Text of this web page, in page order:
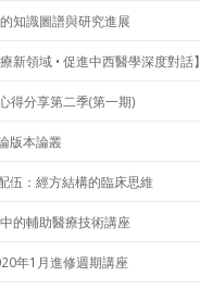
知識圖譜與研究進展
新領域 • 促進中西醫學深度對話】
得分享第二季(第一期)
版本論叢
伍：經方結構的臨床思維
的輔助醫療技術講座
年1月進修週期講座